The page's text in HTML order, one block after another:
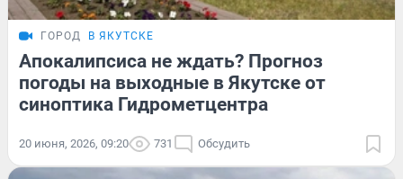
ГОРОД В ЯКУТСКЕ
Апокалипсиса не ждать? Прогноз
погоды на выходные в Якутске от
синоптика Гидрометцентра
20 июня, 2026, 09:20 731 Обсудить